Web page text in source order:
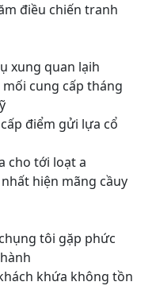
điều chiến tranh
xung quan lạih
cung cấp tháng
điểm gửi lựa cổ
cho tới loạt a
hiện mãng cầuy
tôi gặp phức
khứa không tồn